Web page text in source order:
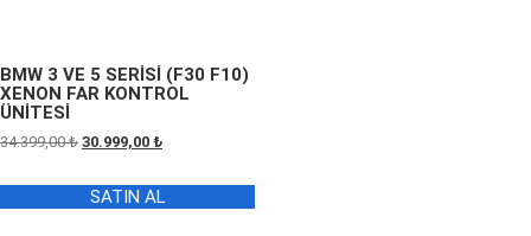
BMW 3 VE 5 SERİSİ (F30 F10)
XENON FAR KONTROL
ÜNİTESİ
34.399,00₺ Orijinal
34.399,00 ₺.
30.999,00 ₺Şu
fiyat:
30.999,00 ₺.
SATIN AL